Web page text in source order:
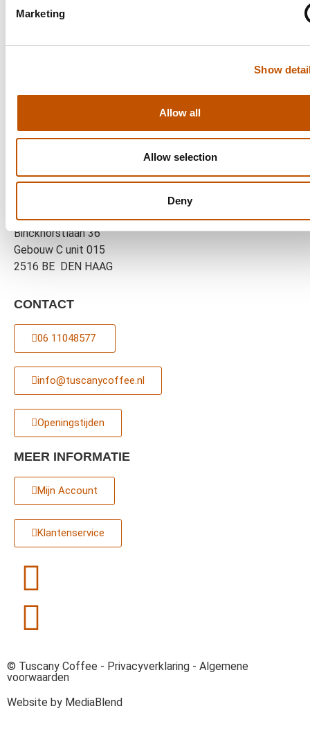
Marketing
Show
Allow all
Allow selection
Deny
Gratis bezorging vanaf 58 euro
Binckhorstlaan 36
Gebouw C unit 015
2516 BE DEN HAAG
CONTACT
06 11048577 ‎
info@tuscanycoffee.nl
Openingstijden
MEER INFORMATIE
Mijn Account
Klantenservice
© Tuscany Coffee - Privacyverklaring - Algemene
voorwaarden
Website by MediaBlend